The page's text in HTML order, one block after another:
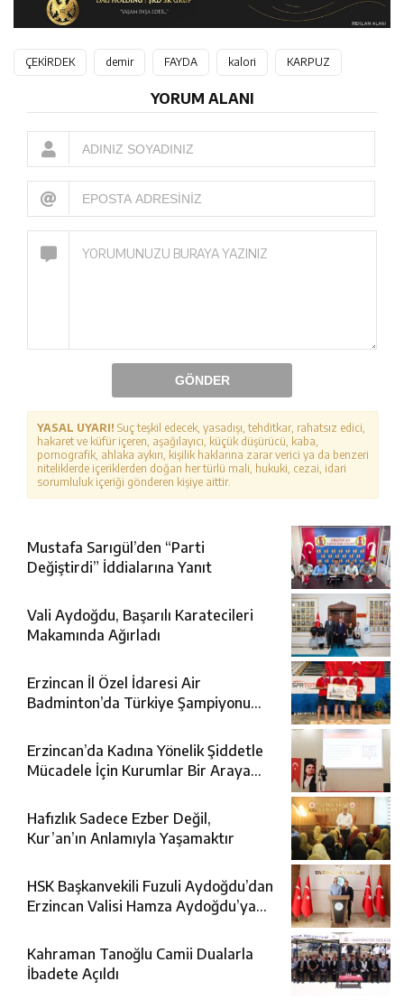
ÇEKİRDEK demir FAYDA kalori KARPUZ
YORUM ALANI
GÖNDER
YASAL UYARI! Suç teşkil edecek, yasadışı, tehditkar, rahatsız edici,
hakaret ve küfür içeren, aşağılayıcı, küçük düşürücü, kaba,
pornografik, ahlaka aykırı, kişilik haklarına zarar verici ya da benzeri
niteliklerde içeriklerden doğan her türlü mali, hukuki, cezai, idari
sorumluluk içeriği gönderen kişiye aittir.
Mustafa Sarıgül’den “Parti
Değiştirdi” İddialarına Yanıt
Vali Aydoğdu, Başarılı Karatecileri
Makamında Ağırladı
Erzincan İl Özel İdaresi Air
Badminton’da Türkiye Şampiyonu
Erzincan’da Kadına Yönelik Şiddetle
Mücadele İçin Kurumlar Bir Araya
Hafızlık Sadece Ezber Değil,
Kur’an’ın Anlamıyla Yaşamaktır
HSK Başkanvekili Fuzuli Aydoğdu’dan
Erzincan Valisi Hamza Aydoğdu’ya
Kahraman Tanoğlu Camii Dualarla
İbadete Açıldı